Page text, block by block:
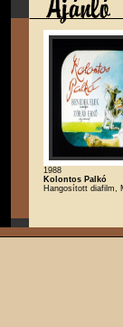
1988
Kolontos Palkó
Hangosított diafilm,